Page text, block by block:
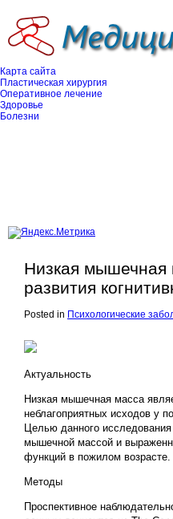
Карта сайта
Пластическая хирургия
Оперативное лечение
Здоровье
Болезни
Низкая мышечная
развития
Posted in Психологические
Актуальность
Низкая мышечная масса
неблагоприятных исходов у
Целью данного
мышечной массой и
функций в пожилом возрасте.
Методы
Проспективное